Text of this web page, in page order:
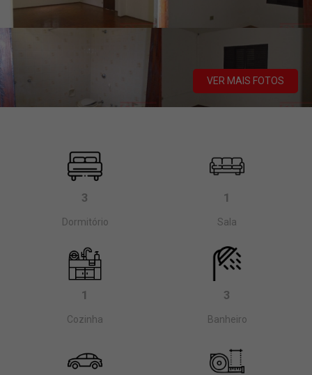
VER MAIS FOTOS
3
Dormitório
1
Sala
1
Cozinha
3
Banheiro